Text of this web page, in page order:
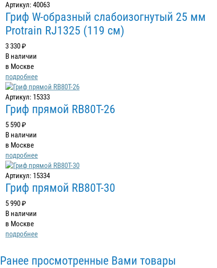
Артикул: 40063
Гриф W-образный слабоизогнутый 25 мм
Protrain RJ1325 (119 см)
3 330 ₽
В наличии
в Москве
подробнее
Артикул: 15333
Гриф прямой RB80T-26
5 590 ₽
В наличии
в Москве
подробнее
Артикул: 15334
Гриф прямой RB80T-30
5 990 ₽
В наличии
в Москве
подробнее
Ранее просмотренные Вами товары